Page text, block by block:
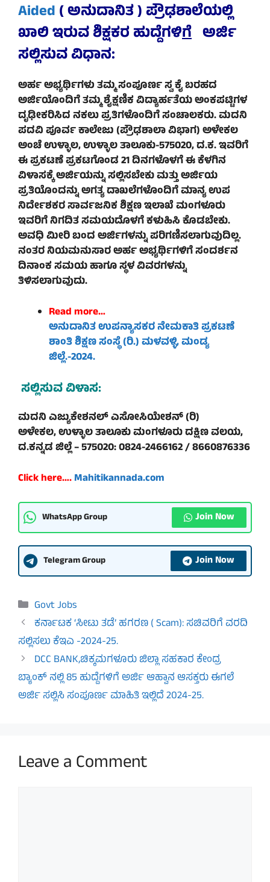
Aided ( ಅನುದಾನಿತ ) ಪ್ರೌಢಶಾಲೆಯಲ್ಲಿ
ಖಾಲಿ ಇರುವ ಶಿಕ್ಷಕರ ಹುದ್ದೆಗಳಿಗೆ ಅರ್ಜಿ
ಸಲ್ಲಿಸುವ ವಿಧಾನ:
ಅರ್ಹ ಅಭ್ಯರ್ಥಿಗಳು ತಮ್ಮ ಸಂಪೂರ್ಣ ಸ್ವ ಕೈ ಬರಹದ
ಅರ್ಜಿಯೊಂದಿಗೆ ತಮ್ಮ ಶೈಕ್ಷಣಿಕ ವಿದ್ಯಾರ್ಹತೆಯ ಅಂಕಪಟ್ಟಿಗಳ
ದೃಢೀಕರಿಸಿದ ನಕಲು ಪ್ರತಿಗಳೊಂದಿಗೆ ಸಂಚಾಲಕರು. ಮದನಿ
ಪದವಿ ಪೂರ್ವ ಕಾಲೇಜು (ಪ್ರೌಢಶಾಲಾ ವಿಭಾಗ) ಅಳೇಕಲ
ಅಂಚೆ ಉಳ್ಳಾಲ, ಉಳ್ಳಾಲ ತಾಲೂಕು-575020, ದ.ಕ. ಇವರಿಗೆ
ಈ ಪ್ರಕಟಣೆ ಪ್ರಕಟಗೊಂಡ 21 ದಿನಗಳೊಳಗೆ ಈ ಕೆಳಗಿನ
ವಿಳಾಸಕ್ಕೆ ಅರ್ಜಿಯನ್ನು ಸಲ್ಲಿಸಬೇಕು ಮತ್ತು ಅರ್ಜಿಯ
ಪ್ರತಿಯೊಂದನ್ನು ಅಗತ್ಯ ದಾಖಲೆಗಳೊಂದಿಗೆ ಮಾನ್ಯ ಉಪ
ನಿರ್ದೇಶಕರ ಸಾರ್ವಜನಿಕ ಶಿಕ್ಷಣ ಇಲಾಖೆ ಮಂಗಳೂರು
ಇವರಿಗೆ ನಿಗದಿತ ಸಮಯದೊಳಗೆ ಕಳುಹಿಸಿ ಕೊಡಬೇಕು.
ಅವಧಿ ಮೀರಿ ಬಂದ ಅರ್ಜಿಗಳನ್ನು ಪರಿಗಣಿಸಲಾಗುವುದಿಲ್ಲ.
ನಂತರ ನಿಯಮನುಸಾರ ಅರ್ಹ ಅಭ್ಯರ್ಥಿಗಳಿಗೆ ಸಂದರ್ಶನ
ದಿನಾಂಕ ಸಮಯ ಹಾಗೂ ಸ್ಥಳ ವಿವರಗಳನ್ನು
ತಿಳಿಸಲಾಗುವುದು.
Read more…
ಅನುದಾನಿತ ಉಪನ್ಯಾಸಕರ ನೇಮಕಾತಿ ಪ್ರಕಟಣೆ
ಶಾಂತಿ ಶಿಕ್ಷಣ ಸಂಸ್ಥೆ (ರಿ.) ಮಳವಳ್ಳಿ, ಮಂಡ್ಯ
ಜಿಲ್ಲೆ.-2024.
ಸಲ್ಲಿಸುವ ವಿಳಾಸ:
ಮದನಿ ಎಜ್ಯುಕೇಶನಲ್ ಎಸೋಸಿಯೇಶನ್ (ರಿ)
ಅಳೇಕಲ, ಉಳ್ಳಾಲ ತಾಲೂಕು ಮಂಗಳೂರು ದಕ್ಷಿಣ ವಲಯ,
ದ.ಕನ್ನಡ ಜಿಲ್ಲೆ – 575020: 0824-2466162 / 8660876336
Click here….Mahitikannada.com
WhatsApp Group Join Now
Telegram Group Join Now
Categories
Govt Jobs
ಕರ್ನಾಟಕ ‘ಸೀಟು ತಡೆ’ ಹಗರಣ ( Scam): ಸಚಿವರಿಗೆ ವರದಿ
ಸಲ್ಲಿಸಲು ಕೆಇಎ -2024-25.
DCC BANK,ಚಿಕ್ಕಮಗಳೂರು ಜಿಲ್ಲಾ ಸಹಕಾರ ಕೇಂದ್ರ
ಬ್ಯಾಂಕ್ ನಲ್ಲಿ 85 ಹುದ್ದೆಗಳಿಗೆ ಅರ್ಜಿ ಆಹ್ವಾನ ಆಸಕ್ತರು ಈಗಲೆ
ಅರ್ಜಿ ಸಲ್ಲಿಸಿ ಸಂಪೂರ್ಣ ಮಾಹಿತಿ ಇಲ್ಲಿದೆ 2024-25.
Leave a Comment